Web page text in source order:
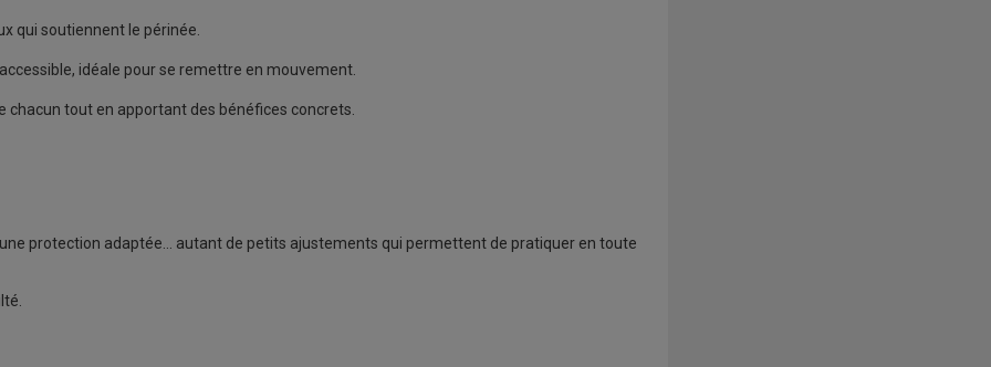
qui soutiennent le périnée.
idéale pour se remettre en mouvement.
tout en apportant des bénéfices concrets.
protection adaptée… autant de petits ajustements qui permettent de pratiquer en toute